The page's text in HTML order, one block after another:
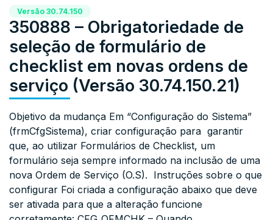
Versão 30.74.150
350888 – Obrigatoriedade de
seleção de formulário de
checklist em novas ordens de
serviço (Versão 30.74.150.21)
Objetivo da mudança Em “Configuração do Sistema”
(frmCfgSistema), criar configuração para garantir
que, ao utilizar Formulários de Checklist, um
formulário seja sempre informado na inclusão de uma
nova Ordem de Serviço (O.S). Instruções sobre o que
configurar Foi criada a configuração abaixo que deve
ser ativada para que a alteração funcione